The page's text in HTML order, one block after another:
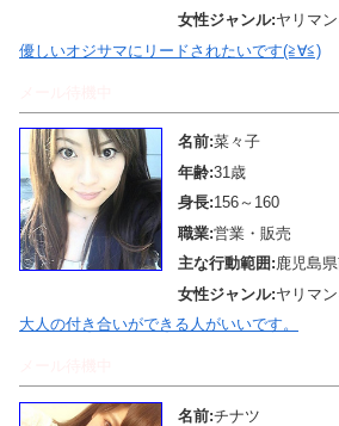
女性ジャンル:ヤリマ
優しいオジサマにリードされたいです(≧∀≦)
名前:菜々子
年齢:31歳
身長:156～160
職業:営業・販売
主な行動範囲:鹿児島
女性ジャンル:ヤリマ
大人の付き合いができる人がいいです。
名前:チナツ